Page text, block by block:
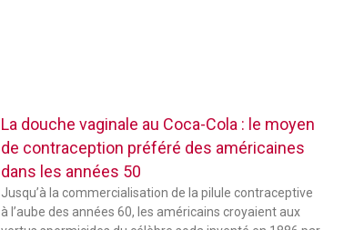
La douche vaginale au Coca-Cola : le moyen
de contraception préféré des américaines
dans les années 50
Jusqu’à la commercialisation de la pilule contraceptive
à l’aube des années 60, les américains croyaient aux